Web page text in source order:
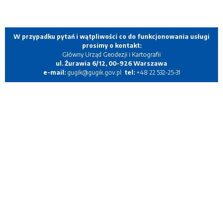
W przypadku pytań i wątpliwości co do funkcjonowania usługi
prosimy o kontakt:
Główny Urząd Geodezji i Kartografii
ul. Żurawia 6/12, 00-926 Warszawa
e-mail: gugik@gugik.gov.pl tel: +48 22 532-25-31